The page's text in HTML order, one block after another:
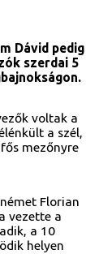
Dávid pedig
szerdai 5
voltak a
a szél,
mezőnyre
Florian
vezette a
a 10
helyen